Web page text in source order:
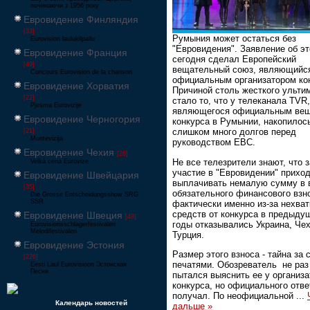
починаючи з 1956 року
Евровидение Финляндия
[33]
Eurovision laulukilpailu
Евровидение Франция
[49]
Concours Eurovision de la chanson
Евровидение Хорватия
[22]
Pjesma Eurovizije
Евровидение Черногория
[21]
Montevizija
Евровидение Чехия [26]
Velká cena Eurovize
Евровидение Швейцария
[35]
Die Grosse Entscheidungsshow SRG
SSR
Евровидение Швеция [48]
Eurovisionsschlagerfestivalen
Melodifestivalen
Евровидение Эстония
[226]
Eesti Laul Eurovisioon Эстонская
Песня
Календарь новостей
Румыния может остаться без
"Евровидения". Заявление об
сегодня сделал Европейский
вещательный союз,
официальным организатором
Причиной столь жесткого
стало то, что у телеканала TVR,
являющегося официальным
конкурса в Румынии,
слишком много долгов перед
руководством ЕВС.
Не все телезрители знают, что
участие в "Евровидении"
выплачивать немалую сумму в
обязательного финансового
фактически именно из-за
средств от конкурса в
годы отказывались Украина,
Турция.
Размер этого взноса - тайна за
печатями. Обозреватель не раз
пытался выяснить ее у
конкурса, но официального
получал. По неофициальной
дальше »